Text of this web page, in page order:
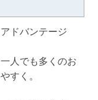
ドバンテージ
人でも多くのお
すく。